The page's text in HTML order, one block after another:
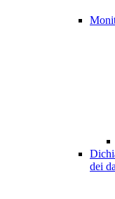
dei